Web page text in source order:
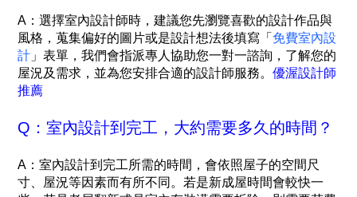
A：選擇室內設計師時，建議您先瀏覽喜歡的設計作品與
風格，蒐集偏好的圖片或是設計想法後填寫「 免費室內設
計 」表單，我們會指派專人協助您一對一諮詢，了解您的
屋況及需求，並為您安排合適的設計師服務。優渥設計師
推薦
Q：室內設計到完工，大約需要多久的時間？
A：室內設計到完工所需的時間，會依照屋子的空間尺
寸、屋況等因素而有所不同。若是新成屋時間會較快一